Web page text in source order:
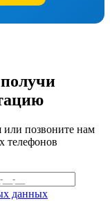
позвоните нам
телефонов
данных